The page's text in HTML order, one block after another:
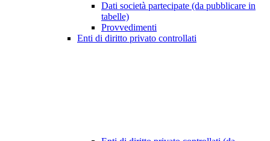
Dati società partecipate (da pubblicare in
tabelle)
Provvedimenti
Enti di diritto privato controllati